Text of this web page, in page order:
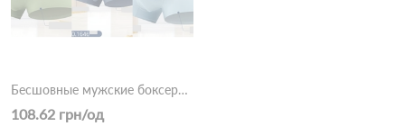
Бесшовные мужские боксеры Chale Kule 1646 Различные цвета
108.62 грн/од